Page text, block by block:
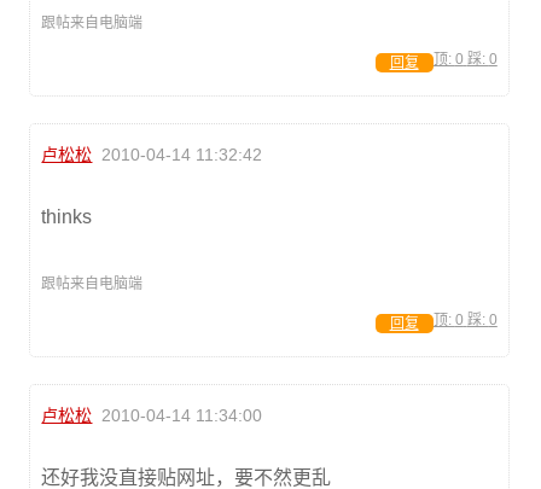
跟帖来自电脑端
顶: 0 踩: 0
回复
卢松松 2010-04-14 11:32:42
thinks
跟帖来自电脑端
顶: 0 踩: 0
回复
卢松松 2010-04-14 11:34:00
还好我没直接贴网址，要不然更乱